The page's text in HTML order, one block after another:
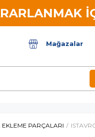
Mağazalar
PARÇALARI